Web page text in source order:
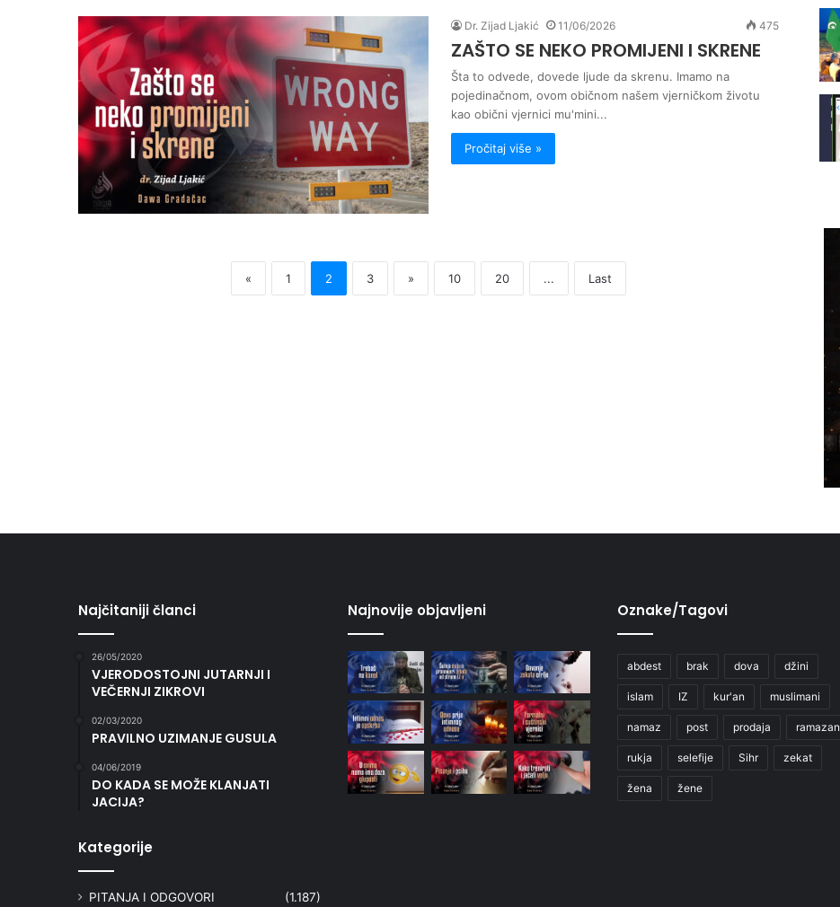
Dr. Zijad Ljakić 11/06/2026 475
ZAŠTO SE NEKO PROMIJENI I SKRENE
Šta to odvede, dovede ljude da skrenu. Imamo na
pojedinačnom, ovom običnom našem vjerničkom životu
kao obični vjernici mu'mini...
Pročitaj više »
« 1 2 3 » 10 20 ... Last
Najčitaniji članci
26/05/2020
VJERODOSTOJNI JUTARNJI I
VEČERNJI ZIKROVI
02/03/2020
PRAVILNO UZIMANJE GUSULA
04/06/2019
DO KADA SE MOŽE KLANJATI
JACIJA?
Kategorije
PITANJA I ODGOVORI (1.187)
Najnovije objavljeni Oznake/Tagovi
abdest brak dova džini
islam IZ kur'an muslimani
namaz post prodaja ramazan
rukja selefije Sihr zekat
žena žene